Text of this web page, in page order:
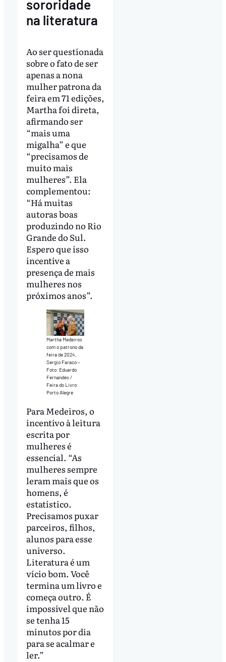
sororidade
na literatura
Ao ser questionada
sobre o fato de ser
apenas a nona
mulher patrona da
feira em 71 edições,
Martha foi direta,
afirmando ser
“mais uma
migalha” e que
“precisamos de
muito mais
mulheres”. Ela
complementou:
“Há muitas
autoras boas
produzindo no Rio
Grande do Sul.
Espero que isso
incentive a
presença de mais
mulheres nos
próximos anos”.
Martha Medeiros
com o patrono da
feira de 2024,
Sergio Faraco –
Foto: Eduardo
Fernandes /
Feira do Livro
Porto Alegre
Para Medeiros, o
incentivo à leitura
escrita por
mulheres é
essencial. “As
mulheres sempre
leram mais que os
homens, é
estatístico.
Precisamos puxar
parceiros, filhos,
alunos para esse
universo.
Literatura é um
vício bom. Você
termina um livro e
começa outro. É
impossível que não
se tenha 15
minutos por dia
para se acalmar e
ler.”